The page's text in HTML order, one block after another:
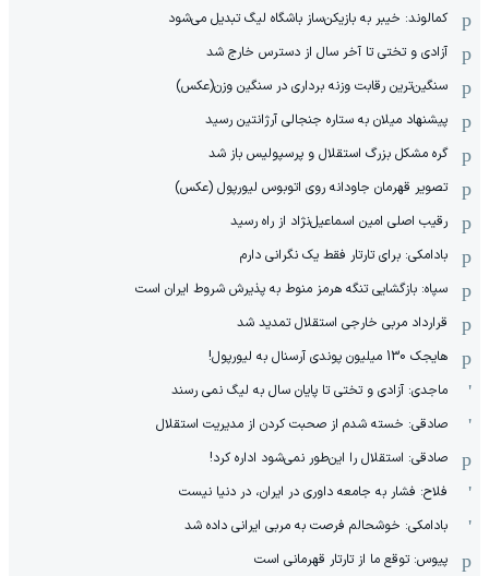
کمالوند: خیبر به بازیکن‌ساز باشگاه لیگ تبدیل می‌شود
آزادی و تختی تا آخر سال از دسترس خارج شد
سنگین‌ترین رقابت وزنه برداری در سنگین وزن(عکس)
پیشنهاد میلان به ستاره جنجالی آرژانتین رسید
گره مشکل بزرگ استقلال و پرسپولیس باز شد
تصویر قهرمان جاودانه روی اتوبوس لیورپول (عکس)
رقیب اصلی امین اسماعیل‌نژاد از راه رسید
بادامکی: برای تارتار فقط یک نگرانی دارم
سپاه: بازگشایی تنگه هرمز منوط به پذیرش شروط ایران است
قرارداد مربی خارجی استقلال تمدید شد
هایجک 130 میلیون پوندی آرسنال به لیورپول!
ماجدی: آزادی و تختی تا پایان سال به لیگ نمی رسند
صادقی: خسته شدم از صحبت کردن از مدیریت استقلال
صادقی: استقلال را این‌طور نمی‌شود اداره کرد!
فلاح: فشار به جامعه داوری در ایران، در دنیا نیست
بادامکی: خوشحالم فرصت به مربی ایرانی داده شد
پیوس: توقع ما از تارتار قهرمانی است